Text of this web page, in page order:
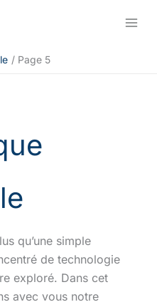
Page 5
qu’une simple
de technologie
exploré. Dans cet
avec vous notre